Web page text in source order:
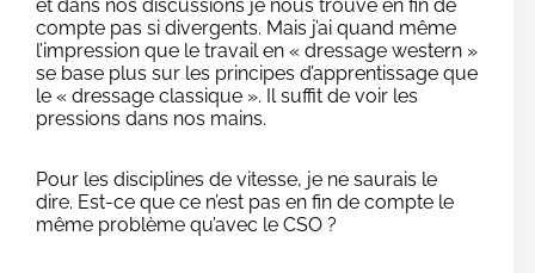
et dans nos discussions je nous trouve en fin de
compte pas si divergents. Mais j’ai quand même
l’impression que le travail en « dressage western »
se base plus sur les principes d’apprentissage que
le « dressage classique ». Il suffit de voir les
pressions dans nos mains.
Pour les disciplines de vitesse, je ne saurais le
dire. Est-ce que ce n’est pas en fin de compte le
même problème qu’avec le CSO ?